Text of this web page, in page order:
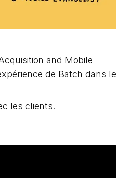
and Mobile
de Batch dans le
les clients.